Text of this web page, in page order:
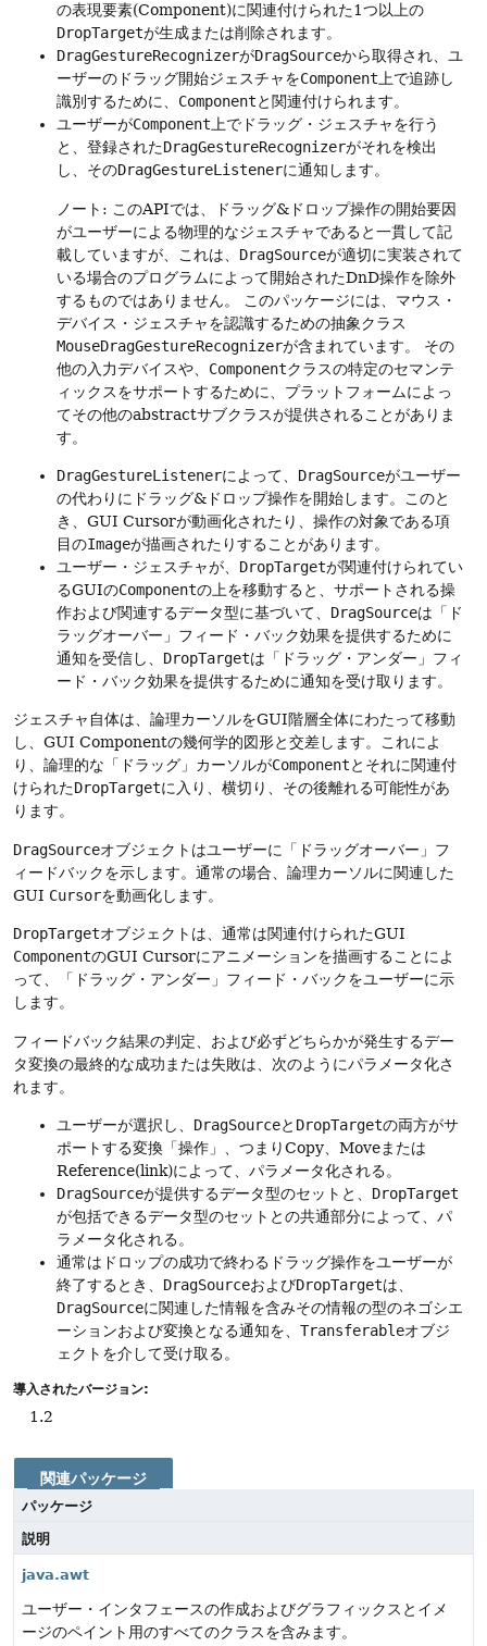
の表現要素(Component)に関連付けられた1つ以上の
DropTargetが生成または削除されます。
DragGestureRecognizerがDragSourceから取得され、ユ
ーザーのドラッグ開始ジェスチャをComponent上で追跡し
識別するために、 Componentと関連付けられます。
ユーザーがComponent上でドラッグ・ジェスチャを行う
と、登録されたDragGestureRecognizerがそれを検出
し、そのDragGestureListenerに通知します。
ノート: このAPIでは、ドラッグ&ドロップ操作の開始要因
がユーザーによる物理的なジェスチャであると一貫して記
載していますが、これは、 DragSourceが適切に実装されて
いる場合のプログラムによって開始されたDnD操作を除外
するものではありません。
このパッケージには、マウス・
デバイス・ジェスチャを認識するための抽象クラス
MouseDragGestureRecognizerが含まれています。
その
他の入力デバイスや、 Componentクラスの特定のセマンテ
ィックスをサポートするために、プラットフォームによっ
てその他のabstractサブクラスが提供されることがありま
す。
DragGestureListenerによって、 DragSourceがユーザー
の代わりにドラッグ&ドロップ操作を開始します。このと
き、GUI Cursorが動画化されたり、操作の対象である項
目のImageが描画されたりすることがあります。
ユーザー・ジェスチャが、 DropTargetが関連付けられてい
るGUIのComponentの上を移動すると、サポートされる操
作および関連するデータ型に基づいて、 DragSourceは「ド
ラッグオーバー」フィード・バック効果を提供するために
通知を受信し、 DropTargetは「ドラッグ・アンダー」フィ
ード・バック効果を提供するために通知を受け取ります。
ジェスチャ自体は、論理カーソルをGUI階層全体にわたって移動
し、GUI Componentの幾何学的図形と交差します。これによ
り、論理的な「ドラッグ」カーソルがComponentとそれに関連付
けられたDropTargetに入り、横切り、その後離れる可能性があ
ります。
DragSourceオブジェクトはユーザーに「ドラッグオーバー」フ
ィードバックを示します。通常の場合、論理カーソルに関連した
GUI Cursorを動画化します。
DropTargetオブジェクトは、通常は関連付けられたGUI
ComponentのGUI Cursorにアニメーションを描画することによ
って、「ドラッグ・アンダー」フィード・バックをユーザーに示
します。
フィードバック結果の判定、および必ずどちらかが発生するデー
タ変換の最終的な成功または失敗は、次のようにパラメータ化さ
れます。
ユーザーが選択し、 DragSourceと DropTargetの両方がサ
ポートする変換「操作」、つまりCopy、Moveまたは
Reference(link)によって、パラメータ化される。
DragSourceが提供するデータ型のセットと、 DropTarget
が包括できるデータ型のセットとの共通部分によって、パ
ラメータ化される。
通常はドロップの成功で終わるドラッグ操作をユーザーが
終了するとき、 DragSourceおよびDropTargetは、
DragSourceに関連した情報を含みその情報の型のネゴシエ
ーションおよび変換となる通知を、 Transferableオブジ
ェクトを介して受け取る。
導入されたバージョン:
1.2
関連パッケージ
パッケージ
説明
java.awt
ユーザー・インタフェースの作成およびグラフィックスとイメ
ージのペイント用のすべてのクラスを含みます。